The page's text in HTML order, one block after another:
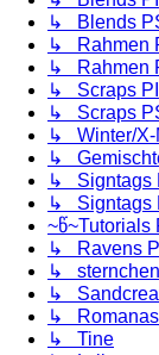
↳ Blends
↳ Rahmen
↳ Rahmen
↳ Scraps PI
↳ Scraps
↳ Winter/X-
↳
↳ Signtags
↳ Signtags
~წ~Tutorials
↳ Ravens
↳
↳
↳ Romanas
↳ Tine